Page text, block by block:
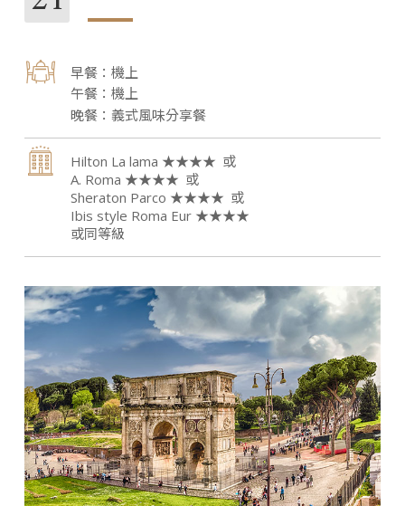
機上
機上
義式風味分享餐
Hilton La lama ★★★★
A. Roma ★★★★
Sheraton Parco ★★★★
Ibis style Roma Eur ★★★★
或同等級